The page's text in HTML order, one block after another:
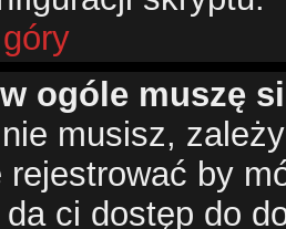
ogóle muszę
musisz,
rejestrować by
ci dostęp do